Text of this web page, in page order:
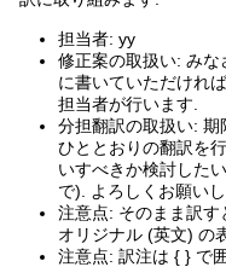
担当者: yy
修正案の取扱い: み
に書いていただけれ
担当者が行います.
分担翻訳の取扱い:
ひととおりの翻訳を
いすべきか検討した
で). よろしくお願いし
注意点: そのまま訳す
オリジナル (英文) の
注意点: 訳注は { } で